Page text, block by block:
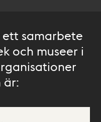
ett samarbete
och museer i
är: